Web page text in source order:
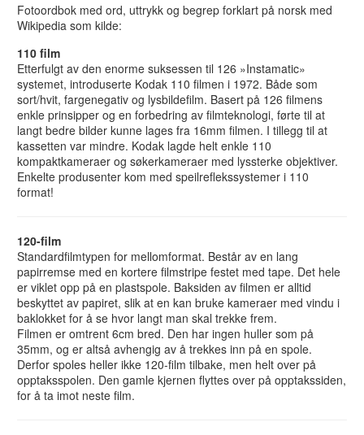
Fotoordbok med ord, uttrykk og begrep forklart på norsk med
Wikipedia som kilde:
110 film
Etterfulgt av den enorme suksessen til 126 »Instamatic»
systemet, introduserte Kodak 110 filmen i 1972. Både som
sort/hvit, fargenegativ og lysbildefilm. Basert på 126 filmens
enkle prinsipper og en forbedring av filmteknologi, førte til at
langt bedre bilder kunne lages fra 16mm filmen. I tillegg til at
kassetten var mindre. Kodak lagde helt enkle 110
kompaktkameraer og søkerkameraer med lyssterke objektiver.
Enkelte produsenter kom med speilreflekssystemer i 110
format!
120-film
Standardfilmtypen for mellomformat. Består av en lang
papirremse med en kortere filmstripe festet med tape. Det hele
er viklet opp på en plastspole. Baksiden av filmen er alltid
beskyttet av papiret, slik at en kan bruke kameraer med vindu i
baklokket for å se hvor langt man skal trekke frem.
Filmen er omtrent 6cm bred. Den har ingen huller som på
35mm, og er altså avhengig av å trekkes inn på en spole.
Derfor spoles heller ikke 120-film tilbake, men helt over på
opptaksspolen. Den gamle kjernen flyttes over på opptakssiden,
for å ta imot neste film.